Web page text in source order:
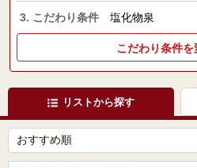
3. こだわり条件 塩化物泉
こだわり条件を
リストから探す